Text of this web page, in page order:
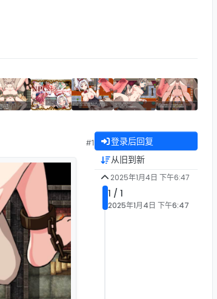
#1 登录后回复
从旧到新
2025年1月4日 下午6:47
1 / 1
2025年1月4日 下午6:47